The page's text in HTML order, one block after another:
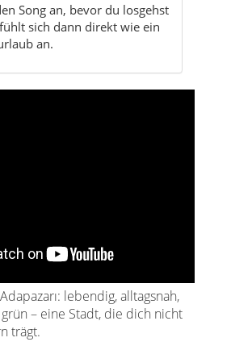
Song an, bevor du losgehst
sich dann direkt wie ein
an.
lebendig, alltagsnah,
– eine Stadt, die dich nicht
trägt.